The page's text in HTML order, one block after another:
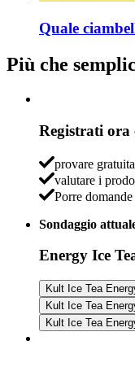
Quale
Più che
Registrati ora
provare
valutare i
Porre
Sondaggio
Energy Ice
Kult Ice Tea
Kult Ice Tea
Kult Ice Tea